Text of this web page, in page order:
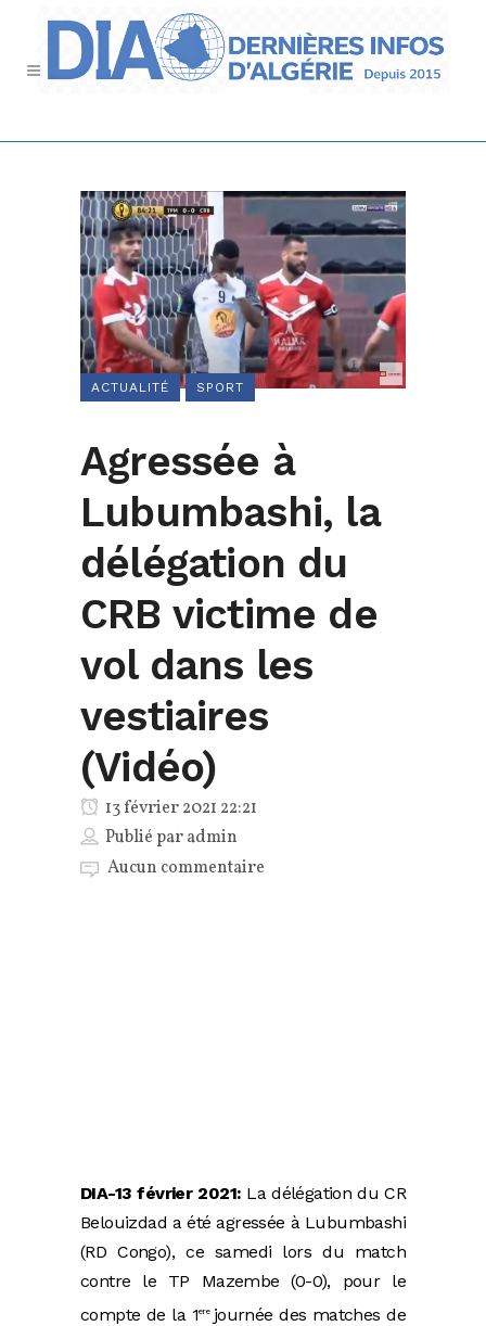
ACTUALITÉ SPORT
Agressée à
Lubumbashi, la
délégation du
CRB victime de
vol dans les
vestiaires
(Vidéo)
13 février 2021 22:21
Publié paradmin
Aucun commentaire
DIA-13 février 2021: La délégation du CR
Belouizdad a été agressée à Lubumbashi
(RD Congo), ce samedi lors du match
contre le TP Mazembe (0-0), pour le
compte de la 1ere journée des matches de